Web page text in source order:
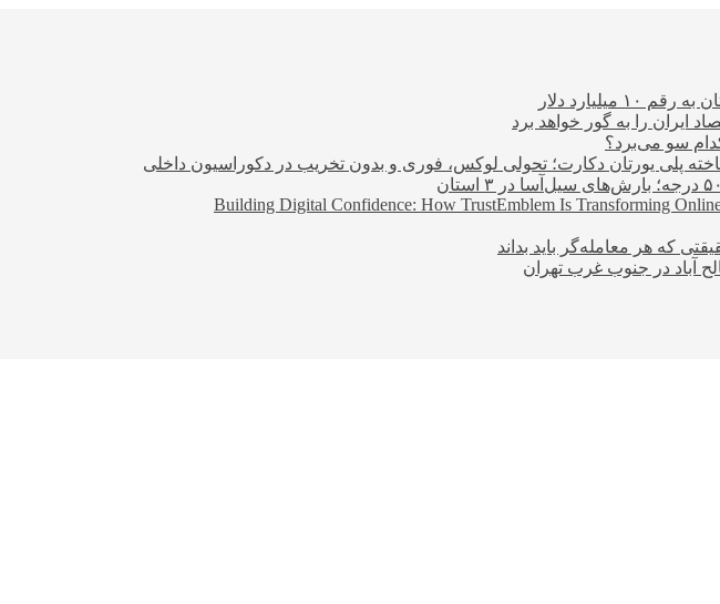
دلار
ایران را به گور خواهد برد
کدام سو می‌برد؟
پلی یورتان دکارت؛ تحولی لوکس، فوری و بدون تخریب در دکوراسیون داخلی
Building Digital Confidence: How TrustEmblem Is Transforming
که هر معامله‌گر باید بداند
آباد در جنوب غرب تهران